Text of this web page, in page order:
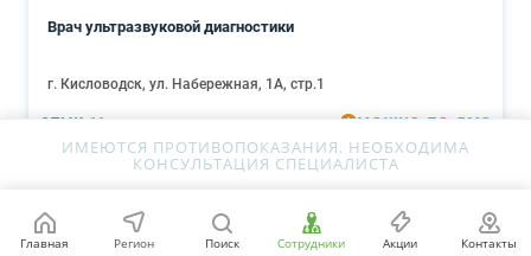
Врач ультразвуковой диагностики
г. Кисловодск, ул. Набережная, 1А, стр.1
СТАЖ 11 МОЖНО ПО ДМС
Запись онлайн
ИМЕЮТСЯ ПРОТИВОПОКАЗАНИЯ. НЕОБХОДИМА
КОНСУЛЬТАЦИЯ СПЕЦИАЛИСТА
Главная Регион Поиск Сотрудники Акции Контакты